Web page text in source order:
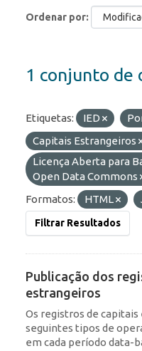
Ordenar por
1 conjunto de
Etiquetas: IED
Capitais Estrangeiros
Licença Aberta para
Open Data Commons
Formatos:
HTML
Filtrar Resultados
Publicação dos
estrangeiros
Os registros de
seguintes tipos de
em cada período data-